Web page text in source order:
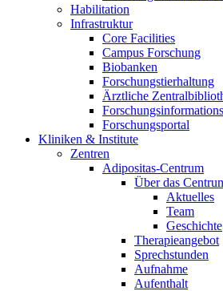
Habilitation
Infrastruktur
Core Facilities
Campus Forschung
Biobanken
Forschungstierhaltung
Ärztliche
Forschungsportal
Kliniken & Institute
Zentren
Adipositas-Centrum
Über das
Aktuelles
Team
Geschichte
Therapieangebot
Sprechstunden
Aufnahme
Aufenthalt